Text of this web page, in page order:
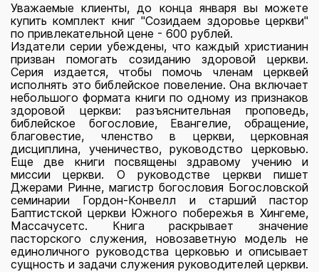
Уважаемые клиенты, до конца января вы можете
купить комплект книг "Созидаем здоровье церкви"
по привлекательной цене - 600 рублей.
Издатели серии убеждены, что каждый христианин
призван помогать созиданию здоровой церкви.
Серия издается, чтобы помочь членам церквей
исполнять это библейское повеление. Она включает
небольшого формата книги по одному из признаков
здоровой церкви: разъяснительная проповедь,
библейское богословие, Евангелие, обращение,
благовестие, членство в церкви, церковная
дисциплина, ученичество, руководство церковью.
Еще две книги посвящены здравому учению и
миссии церкви. О руководстве церкви пишет
Джерами Ринне, магистр богословия Богословской
семинарии Гордон-Конвелл и старший пастор
Баптистской церкви Южного побережья в Хингеме,
Массачусетс. Книга раскрывает значение
пасторского служения, новозаветную модель не
единоличного руководства церковью и описывает
сущность и задачи служения руководителей церкви.